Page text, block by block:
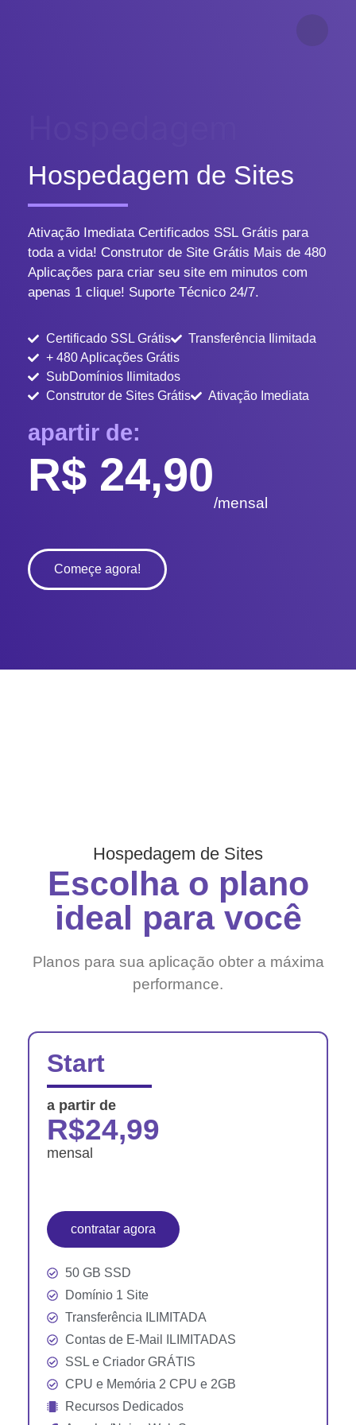
Hospedagem de Sites
Ativação Imediata Certificados SSL Grátis para
toda a vida! Construtor de Site Grátis Mais de 480
Aplicações para criar seu site em minutos com
apenas 1 clique! Suporte Técnico 24/7.
Certificado SSL Grátis
Transferência Ilimitada
+ 480 Aplicações Grátis
SubDomínios Ilimitados
Construtor de Sites Grátis
Ativação Imediata
apartir de:
R$ 24,90
/mensal
Começe agora!
Hospedagem de Sites
Escolha o plano
ideal para você
Planos para sua aplicação obter a máxima
performance.
Start
a partir de
R$24,99
mensal
contratar agora
50 GB SSD
Domínio 1 Site
Transferência ILIMITADA
Contas de E-Mail ILIMITADAS
SSL e Criador GRÁTIS
CPU e Memória 2 CPU e 2GB
Recursos Dedicados